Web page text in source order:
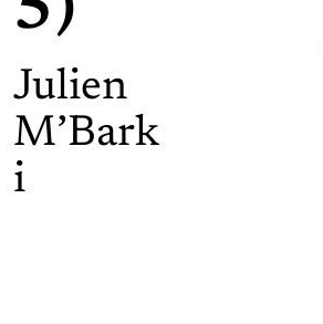
Julien
M’Bark
i